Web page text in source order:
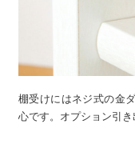
棚受けにはネジ式の金
心です。オプション引き